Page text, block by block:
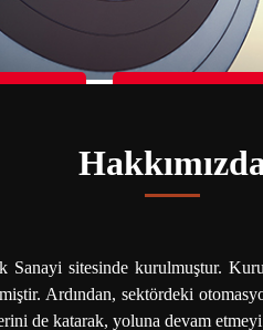
Sanayi sitesinde kurulmuştur.
Ardından, sektördeki
de katarak, yoluna devam